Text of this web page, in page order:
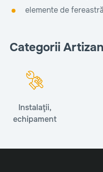
elemente de
Categorii
Instalaţii,
echipament